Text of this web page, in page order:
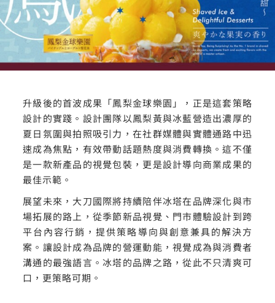
升級後的首波成果「鳳梨金球樂園」，正是這套策略
設計的實踐。設計團隊以鳳梨黃與冰藍營造出濃厚的
夏日氛圍與拍照吸引力，在社群媒體與實體通路中迅
速成為焦點，有效帶動話題熱度與消費轉換。這不僅
是一款新產品的視覺包裝，更是設計導向商業成果的
最佳示範。
展望未來，大刀國際將持續陪伴冰塔在品牌深化與市
場拓展的路上，從季節新品視覺、門市體驗設計到跨
平台內容行銷，提供策略導向與創意兼具的解決方
案。讓設計成為品牌的營運動能，視覺成為與消費者
溝通的最強語言。冰塔的品牌之路，從此不只清爽可
口，更策略可期。